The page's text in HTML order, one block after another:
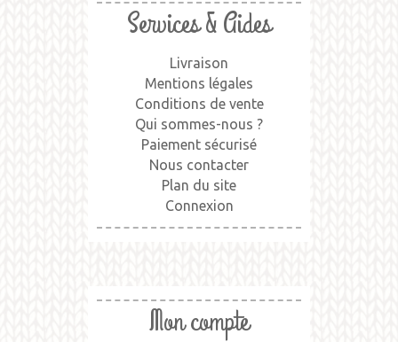
Services & Aides
Livraison
Mentions légales
Conditions de vente
Qui sommes-nous ?
Paiement sécurisé
Nous contacter
Plan du site
Connexion
Mon compte